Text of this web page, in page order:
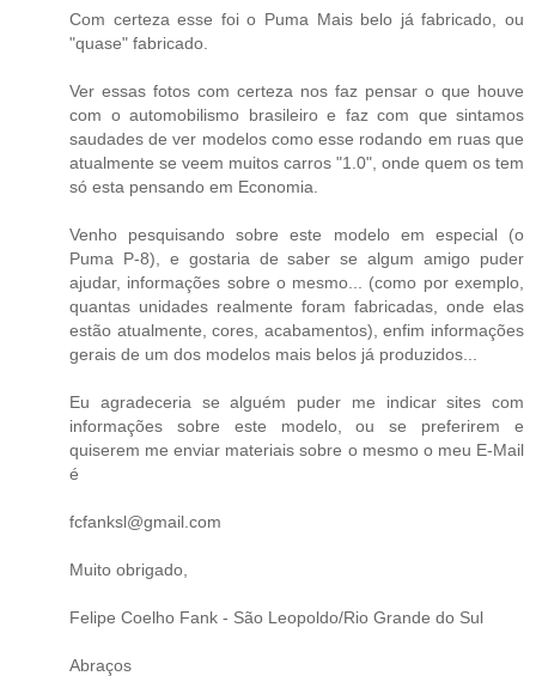
Com certeza esse foi o Puma Mais belo já fabricado, ou
"quase" fabricado.
Ver essas fotos com certeza nos faz pensar o que houve
com o automobilismo brasileiro e faz com que sintamos
saudades de ver modelos como esse rodando em ruas que
atualmente se veem muitos carros "1.0", onde quem os tem
só esta pensando em Economia.
Venho pesquisando sobre este modelo em especial (o
Puma P-8), e gostaria de saber se algum amigo puder
ajudar, informações sobre o mesmo... (como por exemplo,
quantas unidades realmente foram fabricadas, onde elas
estão atualmente, cores, acabamentos), enfim informações
gerais de um dos modelos mais belos já produzidos...
Eu agradeceria se alguém puder me indicar sites com
informações sobre este modelo, ou se preferirem e
quiserem me enviar materiais sobre o mesmo o meu E-Mail
é
fcfanksl@gmail.com
Muito obrigado,
Felipe Coelho Fank - São Leopoldo/Rio Grande do Sul
Abraços